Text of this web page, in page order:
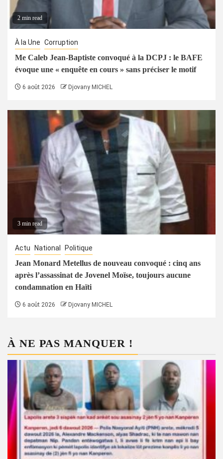
2 min read
À la Une Corruption
Me Caleb Jean-Baptiste convoqué à la DCPJ : le BAFE
évoque une « enquête en cours » sans préciser le motif
6 août 2026 Djovany MICHEL
3 min read
Actu National Politique
Jean Monard Metellus de nouveau convoqué : cinq ans
après l’assassinat de Jovenel Moïse, toujours aucune
condamnation en Haïti
6 août 2026 Djovany MICHEL
À NE PAS MANQUER !